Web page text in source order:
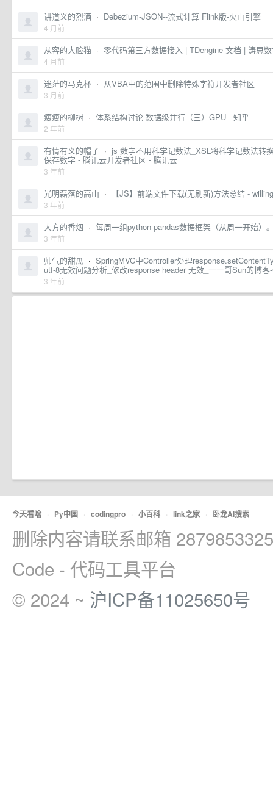
讲道义的烈酒 · Debezium-JSON--流式计算 Flink版-火山引擎
4 月前
从容的大脸猫 · 零代码第三方数据接入 | TDengine 文档 | 涛思
4 月前
迷茫的马克杯 · 从VBA中的范围中删除特殊字符开发者社区
3 月前
瘦瘦的柳树 · 体系结构讨论-数据级并行（三）GPU - 知乎
2 年前
有情有义的帽子 · js 数字不用科学记数法_XSL将科学记数法转
保存数字 - 腾讯云开发者社区 - 腾讯云
3 年前
光明磊落的高山 · 【JS】前端文件下载(无刷新)方法总结 -
3 年前
大方的香烟 · 每周一组python pandas数据框架（从周一开始）
3 年前
帅气的甜瓜 · SpringMVC中Controller处理
utf-8无效问题分析_修改response header 无效_一一哥Sun的博客
3 年前
今天看啥 · Py中国 · codingpro · 小百科 · link之家 · 卧龙AI搜索
删除内容请联系邮箱
Code - 代码工具平台
© 2024 ~ 沪ICP备11025650号